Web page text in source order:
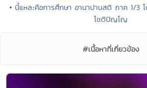
• นี้แหละคือการศึกษา อานาปานสติ ภาค 1/3
โชติปัญโญ
#เนื้อหาที่เกี่ยวข้อง